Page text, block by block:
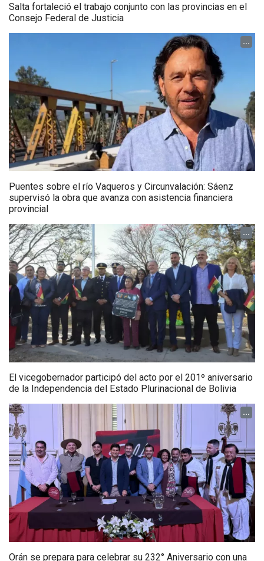
Salta fortaleció el trabajo conjunto con las provincias en el
Consejo Federal de Justicia
...
Puentes sobre el río Vaqueros y Circunvalación: Sáenz
supervisó la obra que avanza con asistencia financiera
provincial
...
El vicegobernador participó del acto por el 201º aniversario
de la Independencia del Estado Plurinacional de Bolivia
...
Orán se prepara para celebrar su 232° Aniversario con una